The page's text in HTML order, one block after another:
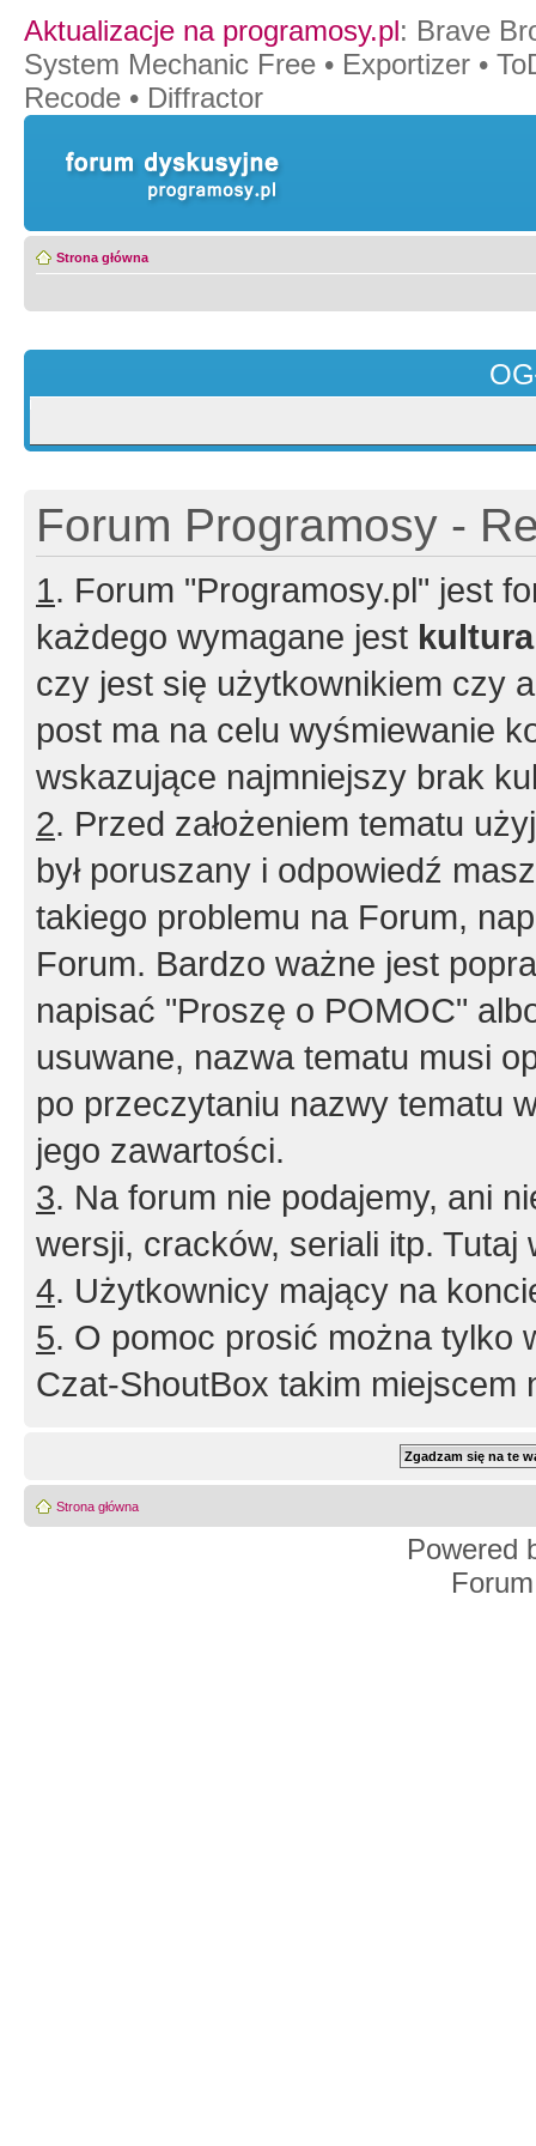
Aktualizacje na programosy.pl: Brave
System Mechanic Free • Exportizer •
Recode • Diffractor
Strona główna
Forum Programosy -
1. Forum "Programosy.pl" jest
każdego wymagane jest
czy jest się użytkownikiem czy
post ma na celu wyśmiewanie
wskazujące najmniejszy brak
2. Przed założeniem tematu
był poruszany i odpowiedź
takiego problemu na Forum,
Forum. Bardzo ważne jest
napisać "Proszę o POMOC"
usuwane, nazwa tematu musi
po przeczytaniu nazwy tematu
jego zawartości.
3. Na forum nie podajemy, ani
wersji, cracków, seriali itp. Tutaj
4. Użytkownicy mający na
5. O pomoc prosić można tylko
Czat-ShoutBox takim miejscem
Strona główna
Powered